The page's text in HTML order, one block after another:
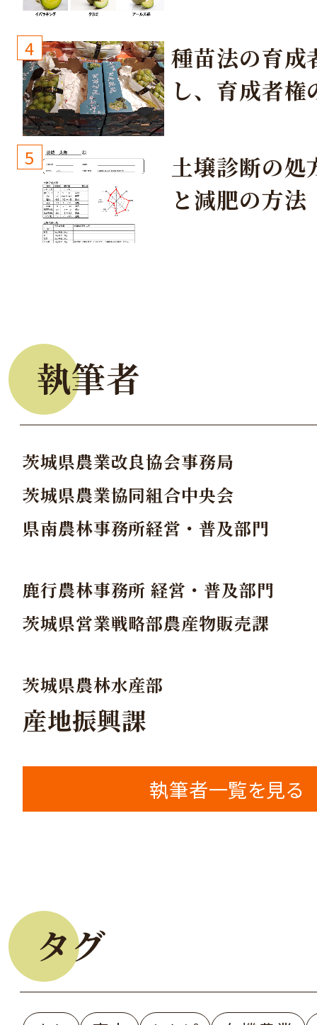
4
種苗法の育成
し、育成者権
しょう！
5
土壌診断の処
と減肥の方法
執筆者
茨城県農業改良協会事務局
茨城県農業協同組合中央会
県南農林事務所経営・普及部門
鹿行農林事務所 経営・普及部門
茨城県営業戦略部農産物販売課
茨城県農林水産部
産地振興課
執筆者一覧を見る
タグ